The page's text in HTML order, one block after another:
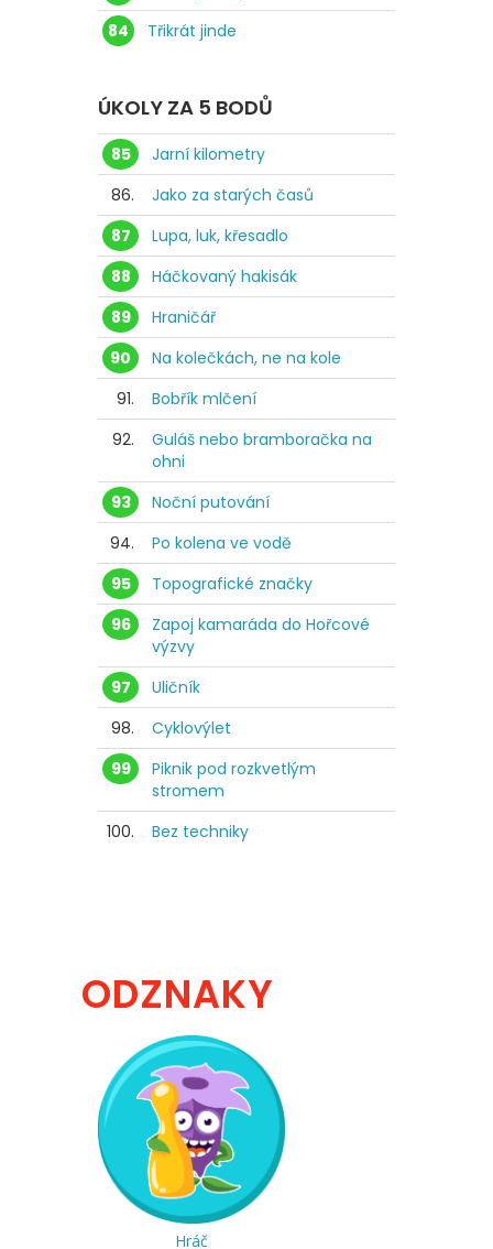
84
Třikrát jinde
ÚKOLY ZA 5 BODŮ
85
Jarní kilometry
86.
Jako za starých časů
87
Lupa, luk, křesadlo
88
Háčkovaný hakisák
89
Hraničář
90
Na kolečkách, ne na kole
91.
Bobřík mlčení
92.
Guláš nebo bramboračka na
ohni
93
Noční putování
94.
Po kolena ve vodě
95
Topografické značky
96
Zapoj kamaráda do Hořcové
výzvy
97
Uličník
98.
Cyklovýlet
99
Piknik pod rozkvetlým
stromem
100.
Bez techniky
ODZNAKY
Hráč